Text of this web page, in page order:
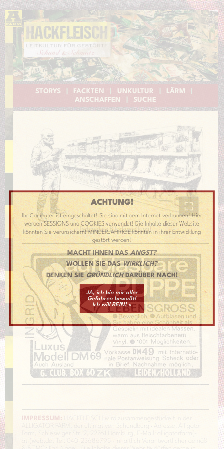
STORYS FACKTEN UNKULTUR LÄRM
ANSCHAFFEN
SUCHE
schmalere Bilddarstellung]
IMPRESSUM:
Farm, Schleswiger Str. 2, 22761 Hamburg, E-Mail: alligatorfarm(-
ät-)web.de, Tel: 040-23686795 · Inhaltlich Verantwortlicher gemäß
ACHTUNG!
Ihr Computer ist eingeschaltet! Sie sind mit dem Internet verbunden! Hier
werden SESSIONS und COOKIES verwendet! Die Inhalte dieser Website
könnten Sie verunsichern! MINDERJÄHRIGE könnten in ihrer Entwicklung
gestört werden!
MACHT IHNEN DASANGST?
WOLLEN SIE DASWIRKLICH?
DENKEN SIEGRÜNDLICHDARÜBER NACH!
JA, ich bin mir aller
Gefahren bewußt!
Ich will REIN! »